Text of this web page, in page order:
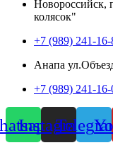
Новороссийск,
колясок"
+7 (989) 241-16-
Анапа
+7 (989) 241-16-
Instagram